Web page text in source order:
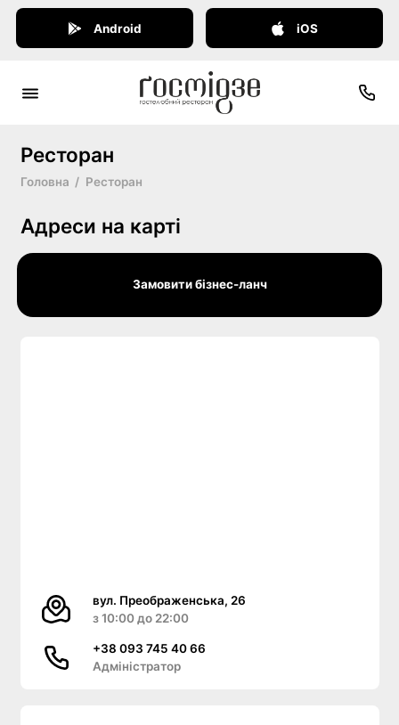
Android iOS
Ресторан
Головна Ресторан
Адреси на карті
Замовити бізнес-ланч
вул. Преображенська, 26
з 10:00 до 22:00
+38 093 745 40 66
Адміністратор